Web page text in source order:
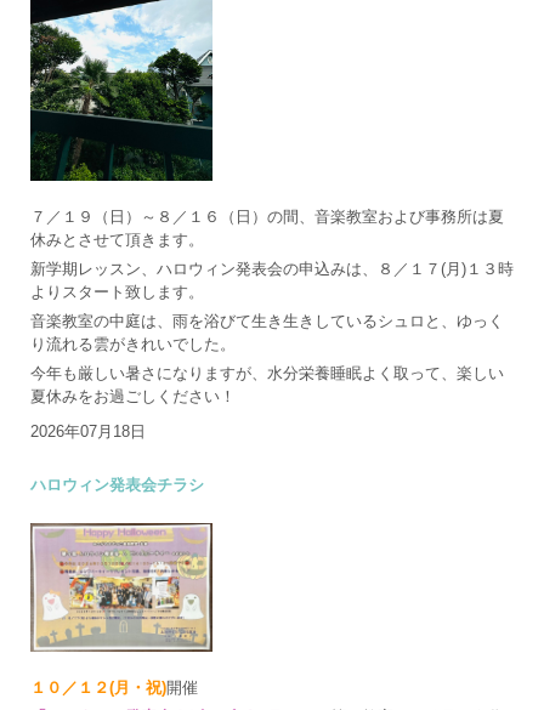
７／１９（日）～８／１６（日）の間、音楽教室および事務所は夏
休みとさせて頂きます。
新学期レッスン、ハロウィン発表会の申込みは、８／１７(月)１３時
よりスタート致します。
音楽教室の中庭は、雨を浴びて生き生きしているシュロと、ゆっく
り流れる雲がきれいでした。
今年も厳しい暑さになりますが、水分栄養睡眠よく取って、楽しい
夏休みをお過ごしください！
2026年07月18日
ハロウィン発表会チラシ
１０／１２(月・祝)開催